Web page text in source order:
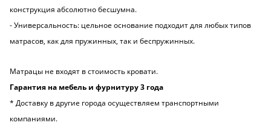
конструкция абсолютно бесшумна.
- Универсальность: цельное основание подходит для любых типов
матрасов, как для пружинных, так и беспружинных.
Матрацы не входят в стоимость кровати.
Гарантия на мебель и фурнитуру 3 года
* Доставку в другие города осуществляем транспортными
компаниями.